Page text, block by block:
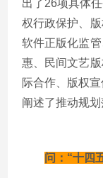
出了 26项具体
权行政保护、
软件正版化监
惠、民间文艺
际合作、版权
阐述了推动规划
问：“十四